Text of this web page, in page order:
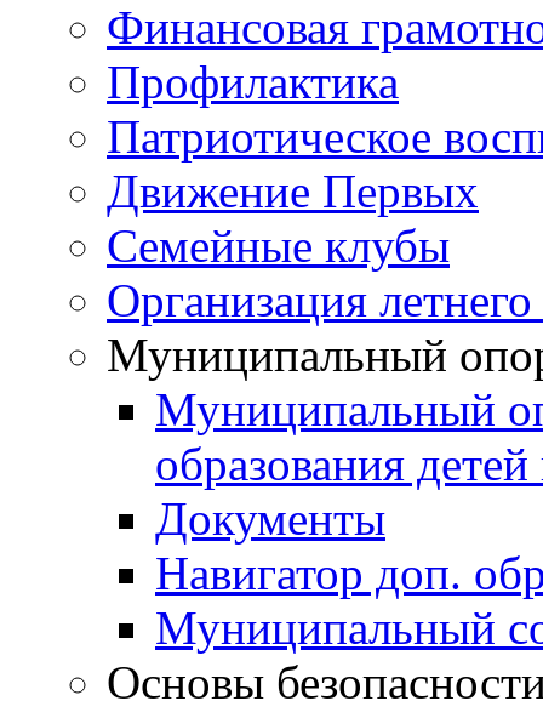
Финансовая
Профилактика
Патриотическое
Движение Первых
Семейные клубы
Организация
Муниципальный
Муниципальный
образования
Документы
Навигатор доп.
Муниципальный
Основы